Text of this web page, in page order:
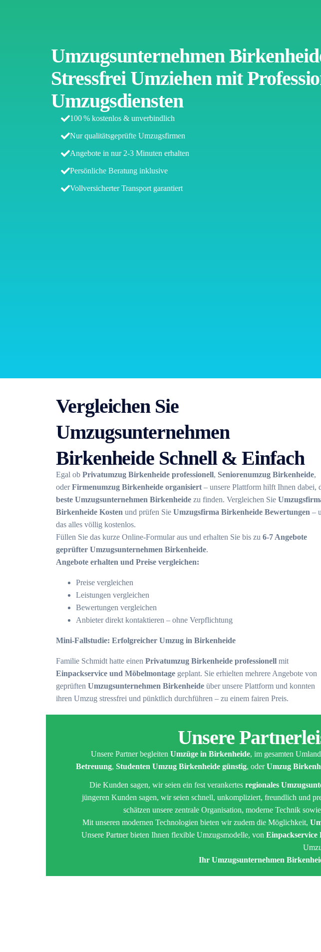
Umzugsunternehmen
Stressfrei Umziehen mit
Umzugsdiensten
100 % kostenlos & unverbindlich
Nur qualitätsgeprüfte Umzugsfirmen
Angebote in nur 2-3 Minuten erhalten
Persönliche Beratung inklusive
Vollversicherter Transport garantiert
Vergleichen Sie
Umzugsunternehmen
Birkenheide Schnell & Einfach
Egal ob Privatumzug Birkenheide professionell, Seniorenumzug Birkenheide,
oderFirmenumzug Birkenheide organisiert – unsere Plattform hilft Ihnen dabei,
beste Umzugsunternehmen Birkenheide zu finden. Vergleichen Sie
Birkenheide Kosten und prüfen Sie Umzugsfirma Birkenheide Bewertungen –
das alles völlig kostenlos.
Füllen Sie das kurze Online-Formular aus und erhalten Sie bis zu 6-7 Angebote
geprüfter Umzugsunternehmen Birkenheide.
Angebote erhalten und Preise vergleichen:
Preise vergleichen
Leistungen vergleichen
Bewertungen vergleichen
Anbieter direkt kontaktieren – ohne Verpflichtung
Mini-Fallstudie: Erfolgreicher Umzug in Birkenheide
Familie Schmidt hatte einen Privatumzug Birkenheide professionell mit
Einpackservice und Möbelmontage geplant. Sie erhielten mehrere Angebote von
geprüften Umzugsunternehmen Birkenheide über unsere Plattform und konnten
ihren Umzug stressfrei und pünktlich durchführen – zu einem fairen Preis.
Unsere
Unsere Partner begleiten Umzüge in Birkenheide, im gesamten
Betreuung, Studenten Umzug Birkenheide günstig, oderUmzug
Die Kunden sagen, wir seien ein fest verankertes regionales
jüngeren Kunden sagen, wir seien schnell, unkompliziert, freundlich und
schätzen unsere zentrale Organisation, moderne Technik
Mit unseren modernen Technologien bieten wir zudem die Möglichkeit,
Unsere Partner bieten Ihnen flexible Umzugsmodelle, von Einpackservice
Ihr Umzugsunternehmen